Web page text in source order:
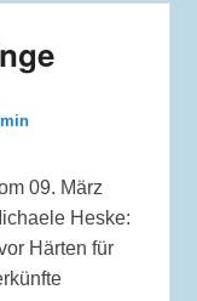
09. März
Heske:
Härten für